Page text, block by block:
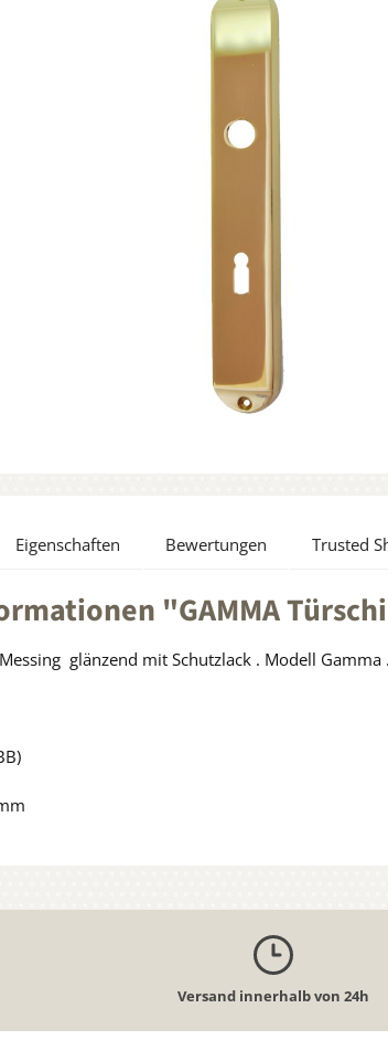
Eigenschaften Bewertungen Trusted
"GAMMA
glänzend mit Schutzlack . Modell Gamma .
Versand innerhalb von 24h